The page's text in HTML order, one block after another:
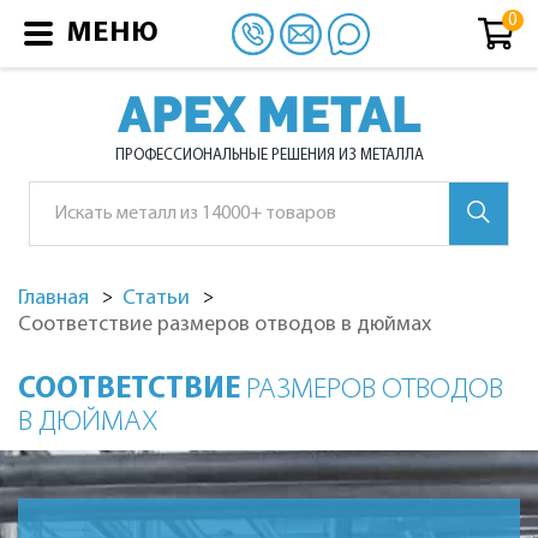
APEX METAL
ПРОФЕССИОНАЛЬНЫЕ РЕШЕНИЯ ИЗ МЕТАЛЛА
Главная
Статьи
Соответствие размеров отводов в дюймах
СООТВЕТСТВИЕ РАЗМЕРОВ ОТВОДОВ
В ДЮЙМАХ
МЕНЮ